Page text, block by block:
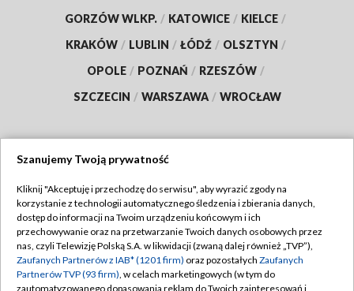
GORZÓW WLKP. / KATOWICE / KIELCE /
KRAKÓW / LUBLIN / ŁÓDŹ / OLSZTYN /
OPOLE / POZNAŃ / RZESZÓW /
SZCZECIN / WARSZAWA / WROCŁAW
TVP
Abonament TVP
Emisja w TVP
Centrum informacji TVP
Regulamin TVP
Polityka prywatności
Moje zgody
Szanujemy Twoją prywatność
Kliknij "Akceptuję i przechodzę do serwisu", aby wyrazić zgody na
korzystanie z technologii automatycznego śledzenia i zbierania danych,
dostęp do informacji na Twoim urządzeniu końcowym i ich
przechowywanie oraz na przetwarzanie Twoich danych osobowych przez
nas, czyli Telewizję Polską S.A. w likwidacji (zwaną dalej również „TVP”),
Zaufanych Partnerów z IAB* (1201 firm) oraz pozostałych Zaufanych
Partnerów TVP (93 firm), w celach marketingowych (w tym do
zautomatyzowanego dopasowania reklam do Twoich zainteresowań i